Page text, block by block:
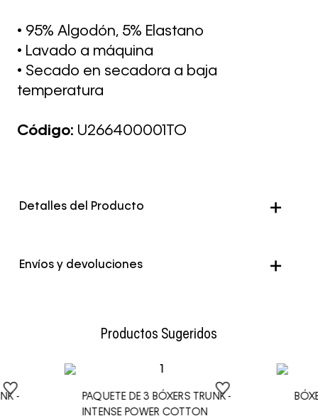
• 95% Algodón, 5% Elastano
• Lavado a máquina
• Secado en secadora a baja
temperatura
Código: U266400001TO
Detalles del Producto
Color Negro
Envíos y devoluciones
Productos Sugeridos
-
PAQUETE DE 3 BÓXERS TRUNK -
INTENSE POWER COTTON